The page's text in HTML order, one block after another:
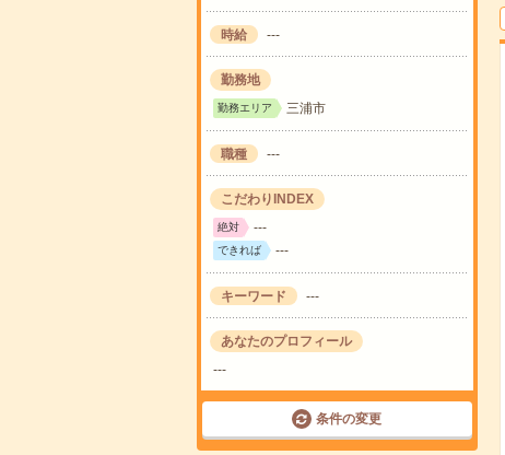
時給 ---
勤務地
勤務エリア 三浦市
職種 ---
こだわりINDEX
絶対 ---
できれば ---
キーワード ---
あなたのプロフィール
---
条件の変更